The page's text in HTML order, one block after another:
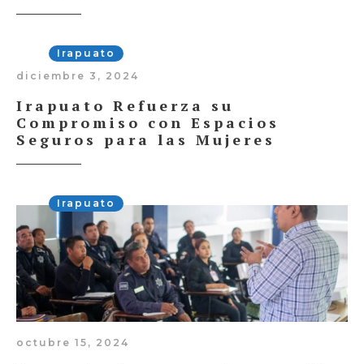
Irapuato
diciembre 3, 2024
Irapuato Refuerza su
Compromiso con Espacios
Seguros para las Mujeres
Irapuato
octubre 15, 2024